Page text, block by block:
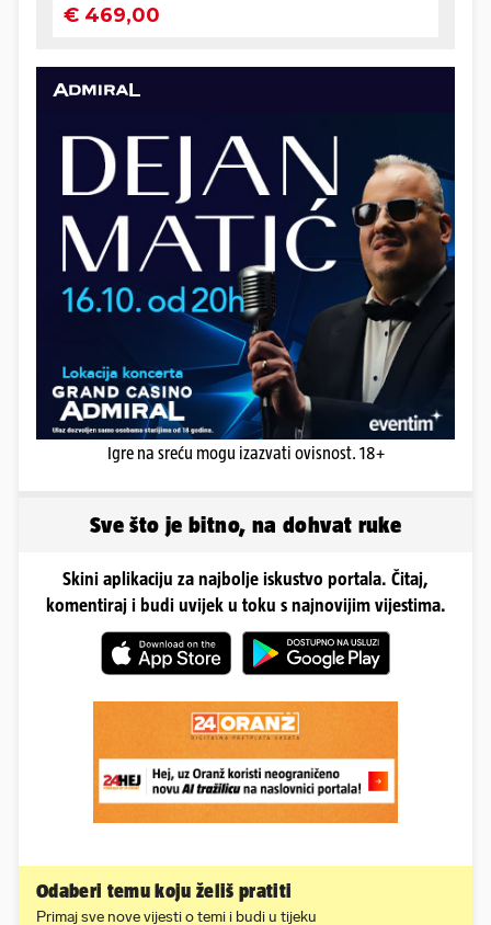
Igre na sreću mogu izazvati ovisnost. 18+
Sve što je bitno, na dohvat ruke
Skini aplikaciju za najbolje iskustvo portala. Čitaj,
komentiraj i budi uvijek u toku s najnovijim vijestima.
Odaberi temu koju želiš pratiti
Primaj sve nove vijesti o temi i budi u tijeku